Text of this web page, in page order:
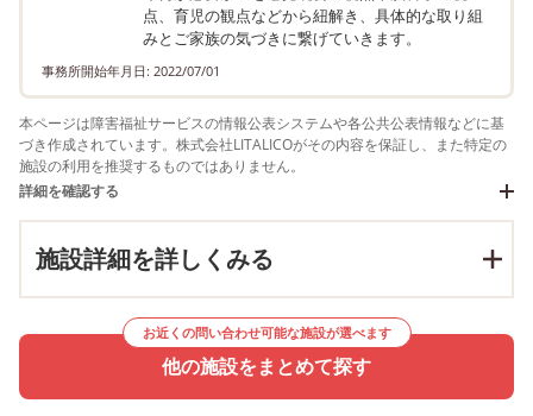
点、育児の観点などから紐解き、具体的な取り組
みとご家族の気づきに繋げていきます。
事務所開始年月日: 2022/07/01
本ページは障害福祉サービスの情報公表システムや各公共公表情報などに基
づき作成されています。株式会社LITALICOがその内容を保証し、また特定の
施設の利用を推奨するものではありません。
詳細を確認する
施設詳細を詳しくみる
お近くの問い合わせ可能な施設が選べます
他の施設をまとめて探す